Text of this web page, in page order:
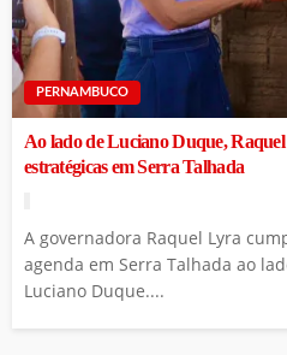
PERNAMBUCO
Ao lado de Luciano Duque,
estratégicas em Serra Talhada
A governadora Raquel Lyra
agenda em Serra Talhada ao
Luciano Duque....